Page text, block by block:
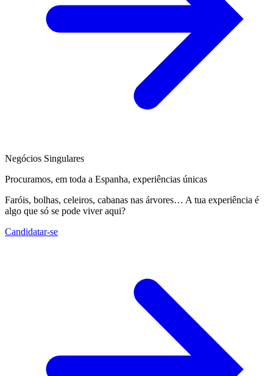
Negócios Singulares
Procuramos, em toda a Espanha, experiências únicas
Faróis, bolhas, celeiros, cabanas nas árvores… A tua experiência é
algo que só se pode viver aqui?
Candidatar-se